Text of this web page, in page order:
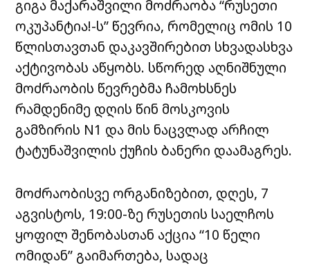
გიგა მაქარაშვილი მოძრაობა “რუსეთი
ოკუპანტია!-ს” წევრია, რომელიც ომის 10
წლისთავთან დაკავშირებით სხვადასხვა
აქტივობას აწყობს. სწორედ აღნიშნული
მოძრაობის წევრებმა ჩამოხსნეს
რამდენიმე დღის წინ მოსკოვის
გამზირის N1 და მის ნაცვლად არჩილ
ტატუნაშვილის ქუჩის ბანერი დაამაგრეს.
მოძრაობისვე ორგანიზებით, დღეს, 7
აგვისტოს, 19:00-ზე რუსეთის საელჩოს
ყოფილ შენობასთან აქცია “10 წელი
ომიდან” გაიმართება, სადაც